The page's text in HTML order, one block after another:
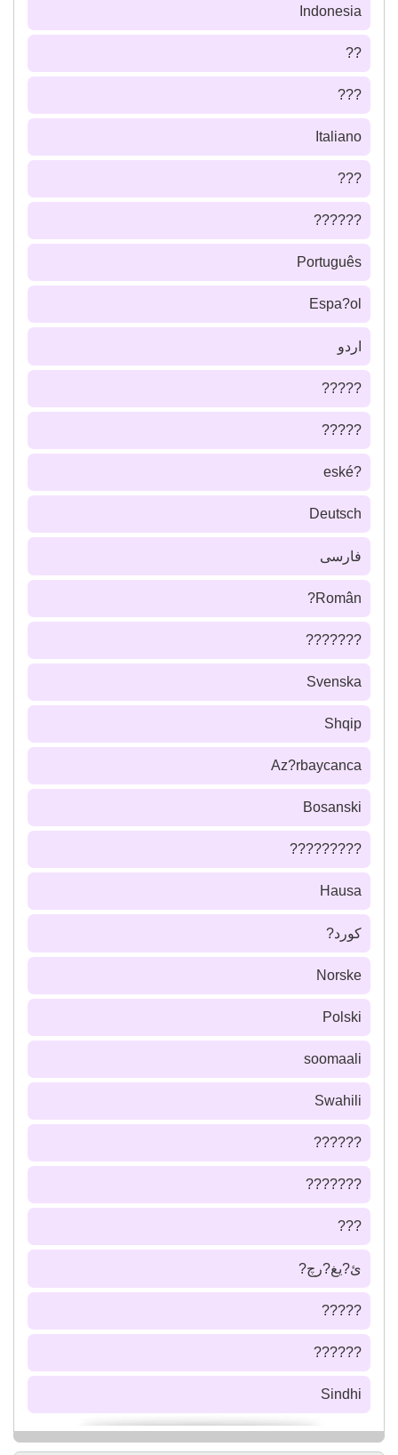
Indonesia
??
???
Italiano
???
??????
Português
Espa?ol
اردو
?????
?????
?eské
Deutsch
فارسى
Român?
???????
Svenska
Shqip
Az?rbaycanca
Bosanski
?????????
Hausa
كورد?
Norske
Polski
soomaali
Swahili
??????
???????
???
ئ?يغ?رچ?
?????
??????
Sindhi